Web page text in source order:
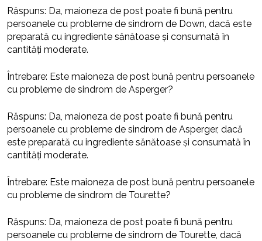
Răspuns: Da, maioneza de post poate fi bună pentru
persoanele cu probleme de sindrom de Down, dacă este
preparată cu ingrediente sănătoase și consumată în
cantități moderate.
Întrebare: Este maioneza de post bună pentru persoanele
cu probleme de sindrom de Asperger?
Răspuns: Da, maioneza de post poate fi bună pentru
persoanele cu probleme de sindrom de Asperger, dacă
este preparată cu ingrediente sănătoase și consumată în
cantități moderate.
Întrebare: Este maioneza de post bună pentru persoanele
cu probleme de sindrom de Tourette?
Răspuns: Da, maioneza de post poate fi bună pentru
persoanele cu probleme de sindrom de Tourette, dacă